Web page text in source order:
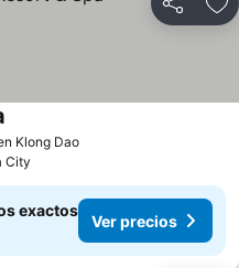
Compartir
Klong DaoVer precios
City
exactos
Ver precios